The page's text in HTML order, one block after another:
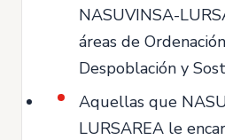
NASUVINSA-
áreas de
Despoblación y
Aquellas que
LURSAREA le